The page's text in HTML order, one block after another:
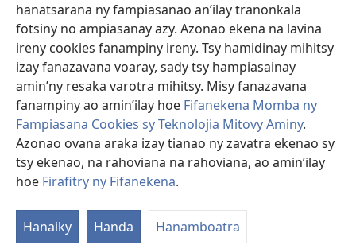
hanatsarana ny fampiasanao an’ilay tranonkala
fotsiny no ampiasanay azy. Azonao ekena na lavina
ireny cookies fanampiny ireny. Tsy hamidinay mihitsy
izay fanazavana voaray, sady tsy hampiasainay
amin’ny resaka varotra mihitsy. Misy fanazavana
fanampiny ao amin’ilay hoe Fifanekena Momba ny
Fampiasana Cookies sy Teknolojia Mitovy Aminy.
Azonao ovana araka izay tianao ny zavatra ekenao sy
tsy ekenao, na rahoviana na rahoviana, ao amin’ilay
hoe Firafitry ny Fifanekena.
Hanaiky Handa Hanamboatra
Ito fifanekena ito no mifehy an’izay mampiasa an’ity tranonkala ity.
Fisehony
Copyright© 2026 Watch Tower Bible and Tract Society of Pennsylvania.
FIFANEKENA| FIFANEKENA MOMBA NY TSIAMBARATELO